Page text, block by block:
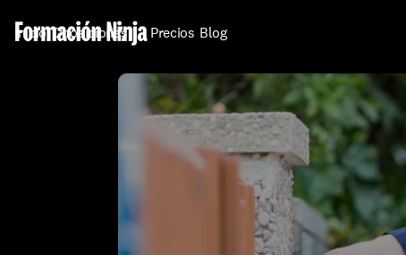
Inicio Oposiciones Precios Blog